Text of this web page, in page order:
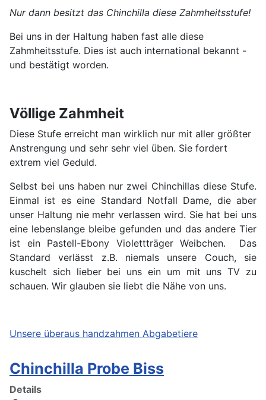
Nur dann besitzt das Chinchilla diese Zahmheitsstufe!
Bei uns in der Haltung haben fast alle diese
Zahmheitsstufe. Dies ist auch international bekannt -
und bestätigt worden.
Völlige Zahmheit
Diese Stufe erreicht man wirklich nur mit aller größter
Anstrengung und sehr sehr viel üben. Sie fordert
extrem viel Geduld.
Selbst bei uns haben nur zwei Chinchillas diese Stufe.
Einmal ist es eine Standard Notfall Dame, die aber
unser Haltung nie mehr verlassen wird. Sie hat bei uns
eine lebenslange bleibe gefunden und das andere Tier
ist ein Pastell-Ebony Violettträger Weibchen. Das
Standard verlässt z.B. niemals unsere Couch, sie
kuschelt sich lieber bei uns ein um mit uns TV zu
schauen. Wir glauben sie liebt die Nähe von uns.
Unsere überaus handzahmen Abgabetiere
Chinchilla Probe Biss
Details